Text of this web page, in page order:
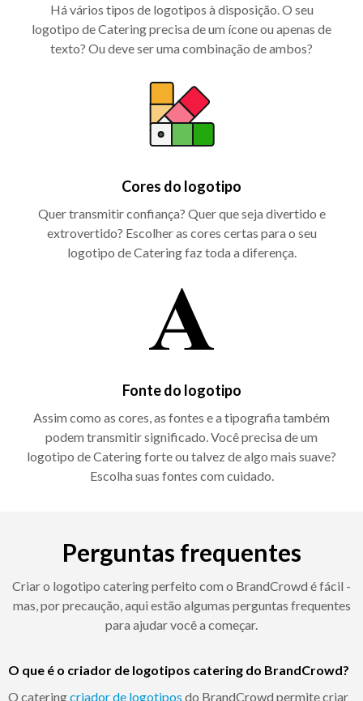
Há vários tipos de logotipos à disposição. O seu
logotipo de Catering precisa de um ícone ou apenas de
texto? Ou deve ser uma combinação de ambos?
Cores do logotipo
Quer transmitir confiança? Quer que seja divertido e
extrovertido? Escolher as cores certas para o seu
logotipo de Catering faz toda a diferença.
Fonte do logotipo
Assim como as cores, as fontes e a tipografia também
podem transmitir significado. Você precisa de um
logotipo de Catering forte ou talvez de algo mais suave?
Escolha suas fontes com cuidado.
Perguntas frequentes
Criar o logotipo catering perfeito com o BrandCrowd é fácil -
mas, por precaução, aqui estão algumas perguntas frequentes
para ajudar você a começar.
O que é o criador de logotipos catering do BrandCrowd?
O cateringcriador de logotipos do BrandCrowd permite criar